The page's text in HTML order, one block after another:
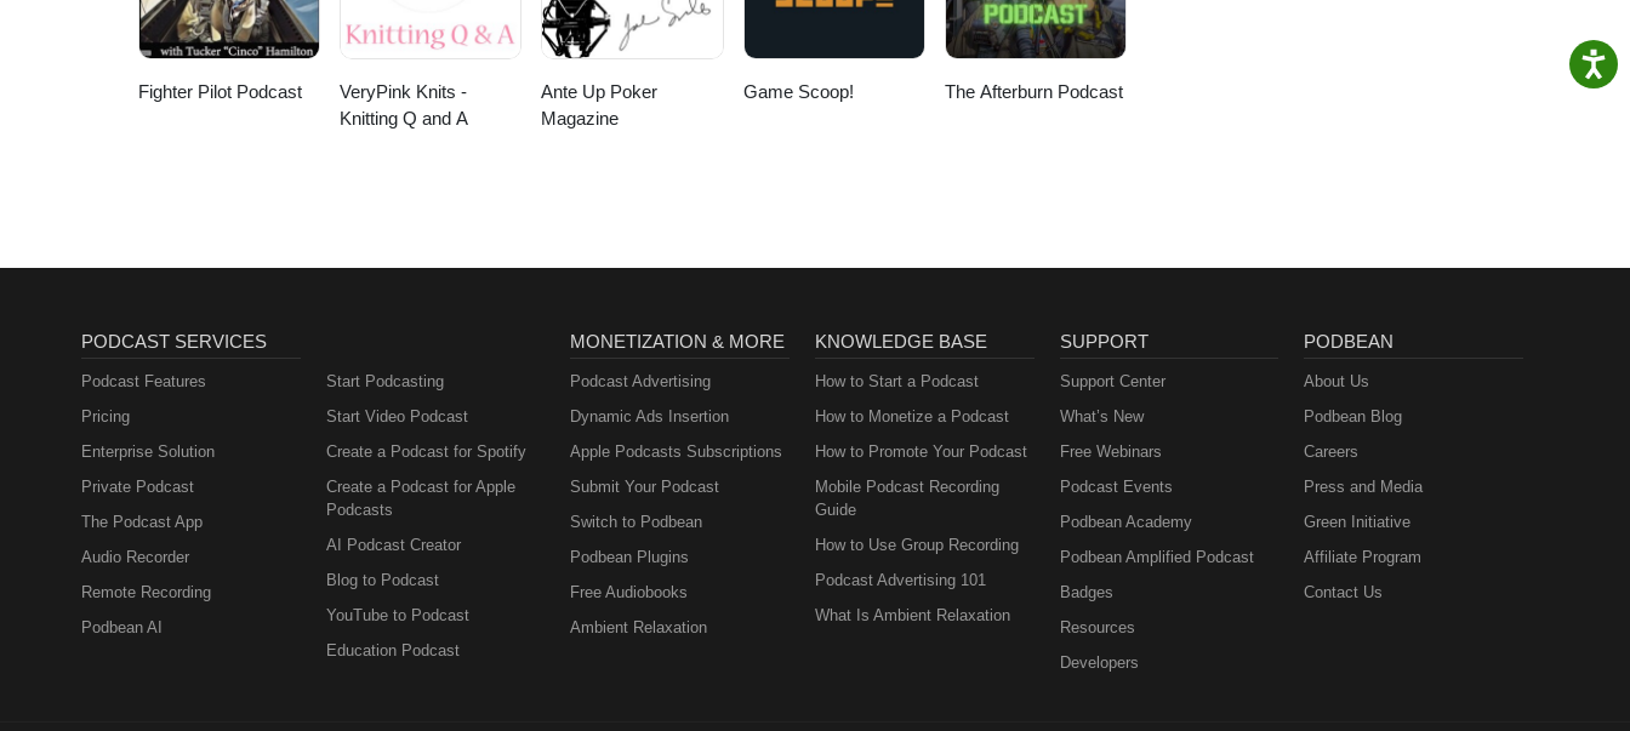
Fighter Pilot Podcast
VeryPink Knits -
Knitting Q and A
Ante Up Poker
Magazine
Game Scoop! The Afterburn Podcast
PODCAST SERVICES
Podcast Features
Pricing
Enterprise Solution
Private Podcast
The Podcast App
Audio Recorder
Remote Recording
Podbean AI
Start Podcasting
Start Video Podcast
Create a Podcast for Spotify
Create a Podcast for Apple
Podcasts
AI Podcast Creator
Blog to Podcast
YouTube to Podcast
Education Podcast
MONETIZATION & MORE
Podcast Advertising
Dynamic Ads Insertion
Apple Podcasts Subscriptions
Submit Your Podcast
Switch to Podbean
Podbean Plugins
Free Audiobooks
Ambient Relaxation
KNOWLEDGE BASE
How to Start a Podcast
How to Monetize a Podcast
How to Promote Your Podcast
Mobile Podcast Recording
Guide
How to Use Group Recording
Podcast Advertising 101
What Is Ambient Relaxation
SUPPORT
Support Center
What’s New
Free Webinars
Podcast Events
Podbean Academy
Podbean Amplified Podcast
Badges
Resources
Developers
PODBEAN
About Us
Podbean Blog
Careers
Press and Media
Green Initiative
Affiliate Program
Contact Us